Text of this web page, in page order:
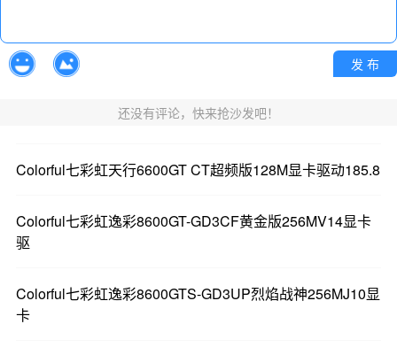
发 布
还没有评论，快来抢沙发吧！
Colorful七彩虹天行6600GT CT超频版128M显卡驱动185.8
Colorful七彩虹逸彩8600GT-GD3CF黄金版256MV14显卡
驱
Colorful七彩虹逸彩8600GTS-GD3UP烈焰战神256MJ10显
卡